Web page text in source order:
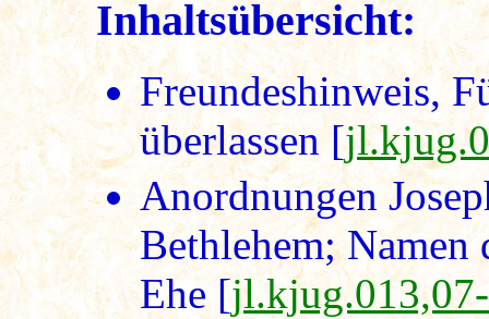
Inhaltsübersicht:
Freundeshinweis,
überlassen [
Anordnungen
Bethlehem; Namen
Ehe [